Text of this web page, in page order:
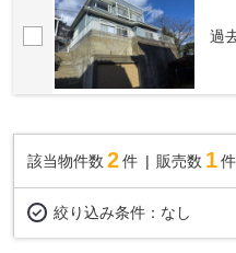
過
該当物件数 2件 販売数 1 件
絞り込み条件： なし